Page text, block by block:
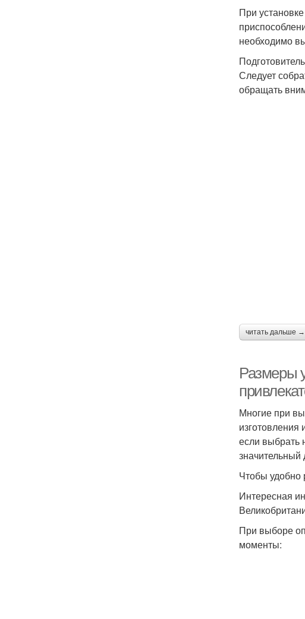
При
необходимо
Следует
обращать
читать дальше →
Размеры
Многие при
если выбрать
Чтобы удобно
Интересная
При выборе
моменты: